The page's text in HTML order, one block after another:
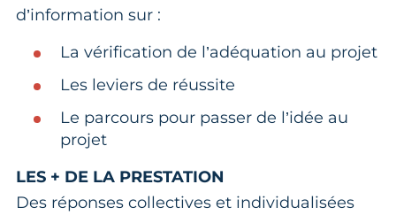
d’information sur :
La vérification de l’adéquation au projet
Les leviers de réussite
Le parcours pour passer de l’idée au
projet
LES + DE LA PRESTATION
Des réponses collectives et individualisées